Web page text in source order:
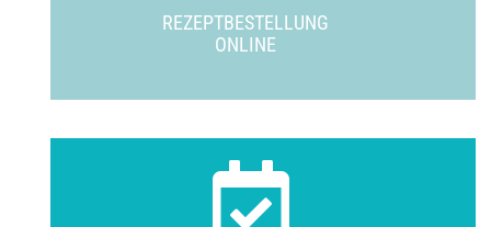
REZEPTBESTELLUNG
ONLINE